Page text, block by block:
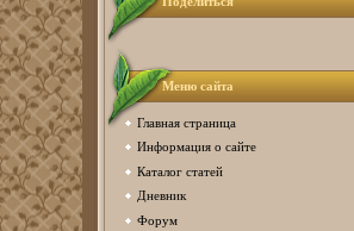
Меню сайта
Главная страница
Информация о сайте
Каталог статей
Дневник
Форум